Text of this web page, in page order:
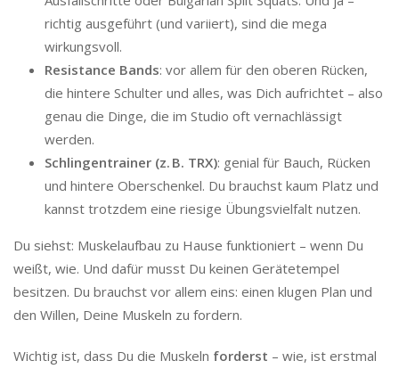
richtig ausgeführt (und variiert), sind die mega
wirkungsvoll.
Resistance Bands: vor allem für den oberen Rücken,
die hintere Schulter und alles, was Dich aufrichtet – also
genau die Dinge, die im Studio oft vernachlässigt
werden.
Schlingentrainer (z. B. TRX): genial für Bauch, Rücken
und hintere Oberschenkel. Du brauchst kaum Platz und
kannst trotzdem eine riesige Übungsvielfalt nutzen.
Du siehst: Muskelaufbau zu Hause funktioniert – wenn Du
weißt, wie. Und dafür musst Du keinen Gerätetempel
besitzen. Du brauchst vor allem eins: einen klugen Plan und
den Willen, Deine Muskeln zu fordern.
Wichtig ist, dass Du die Muskeln forderst – wie, ist erstmal